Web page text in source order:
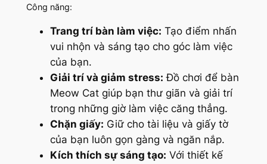
Công năng:
Trang trí bàn làm việc: Tạo điểm nhấn
vui nhộn và sáng tạo cho góc làm việc
của bạn.
Giải trí và giảm stress: Đồ chơi để bàn
Meow Cat giúp bạn thư giãn và giải trí
trong những giờ làm việc căng thẳng.
Chặn giấy: Giữ cho tài liệu và giấy tờ
của bạn luôn gọn gàng và ngăn nắp.
Kích thích sự sáng tạo: Với thiết kế